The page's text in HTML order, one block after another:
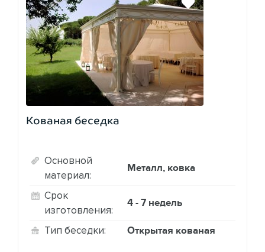
Кованая беседка
Основной
материал:
Металл, ковка
Срок
изготовления:
4 - 7 недель
Тип беседки: Открытая кованая